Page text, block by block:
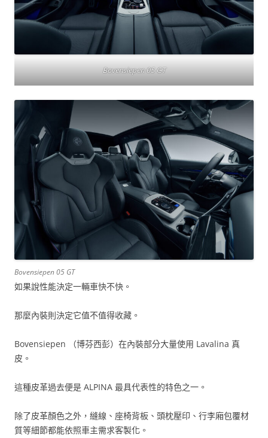
Bovensiepen 05 GT
Bovensiepen 05 GT
如果說性能決定一輛車快不快。
那麼內裝則決定它值不值得收藏。
Bovensiepen （博芬西彭）在內裝部分大量使用 Lavalina 真
皮。
這種皮革過去便是 ALPINA 最具代表性的特色之一。
除了皮革顏色之外，縫線、座椅背板、頭枕壓印、行李廂包覆材
質等細節都能依照車主需求客製化。